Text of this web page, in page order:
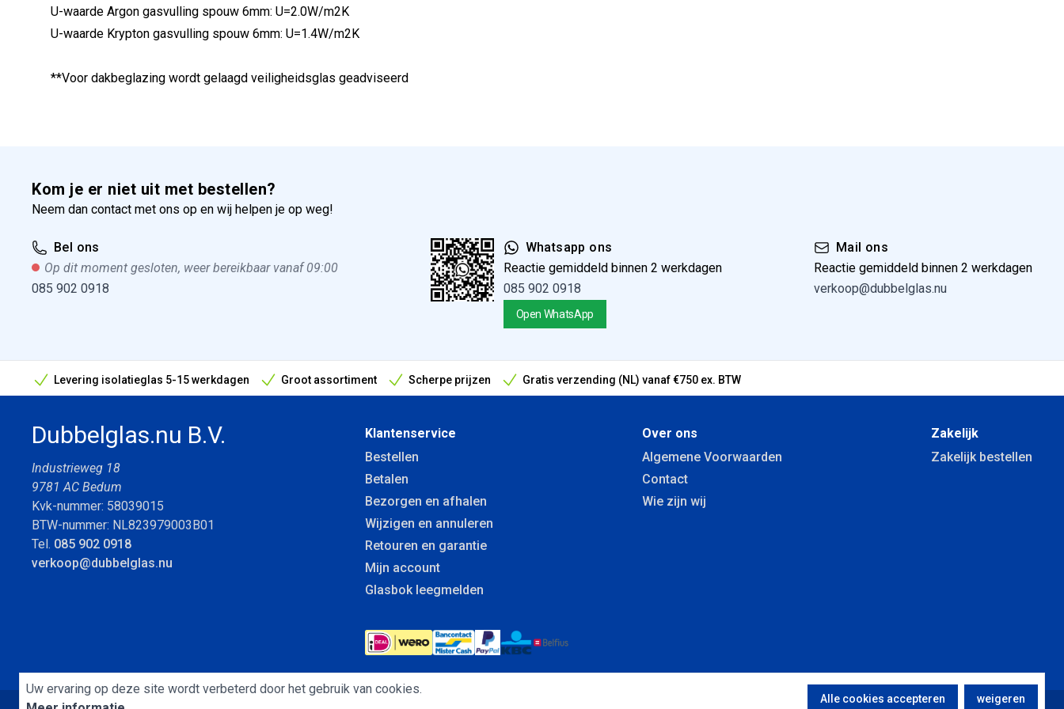
U-waarde Argon gasvulling spouw 6mm: U=2.0W/m2K
U-waarde Krypton gasvulling spouw 6mm: U=1.4W/m2K
**Voor dakbeglazing wordt gelaagd veiligheidsglas geadviseerd
Kom je er niet uit met bestellen?
Neem dan contact met ons op en wij helpen je op weg!
Bel ons
Op dit moment gesloten, weer bereikbaar vanaf 09:00
085 902 0918
Whatsapp ons
Reactie gemiddeld binnen 2 werkdagen
085 902 0918
Open WhatsApp
Mail ons
Reactie gemiddeld binnen 2 werkdagen
verkoop@dubbelglas.nu
Levering isolatieglas 5-15 werkdagen Groot assortiment Scherpe prijzen
Gratis verzending (NL) vanaf €750 ex. BTW
Bouwvak geopend! Óók snelle leveringen tijdens de vakantieperiode
Dubbelglas.nu B.V.
Industrieweg 18
9781 AC Bedum
Kvk-nummer: 58039015
BTW-nummer: NL823979003B01
Tel. 085 902 0918
verkoop@dubbelglas.nu
Klantenservice
Bestellen
Betalen
Bezorgen en afhalen
Wijzigen en annuleren
Retouren en garantie
Mijn account
Glasbok leegmelden
Over ons
Algemene Voorwaarden
Contact
Wie zijn wij
Zakelijk
Zakelijk bestellen
Uw ervaring op deze site wordt verbeterd door het gebruik van cookies.
Alle cookies accepteren weigeren